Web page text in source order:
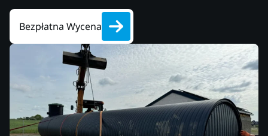
Bezpłatna Wycena